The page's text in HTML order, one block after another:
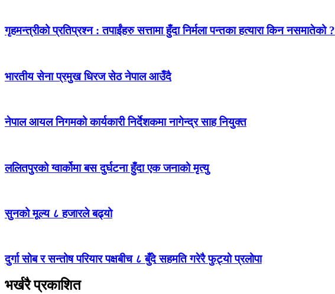
गृहमन्त्रीको प्रतिप्रश्न : तपाईंहरु सत्तामा हुँदा निर्मला पन्तका हत्यारा किन नसमातेको ?
भारतीय सेना प्रमुख धिरज सेठ नेपाल आउँदै
नेपाल आयल निगमको कार्यकारी निर्देशकमा नागेन्द्र साह नियुक्त
ललितपुरको ग्वार्कोमा बस दुर्घटना हुँदा एक जनाको मृत्यु
सुनको मूल्य ८ हजारले बढ्यो
दुर्गा सोब र सन्तोष परियार पक्षबीच ८ बुँदे सहमति गरेरै फुट्यो प्रलोपा
भर्खरै प्रकाशित